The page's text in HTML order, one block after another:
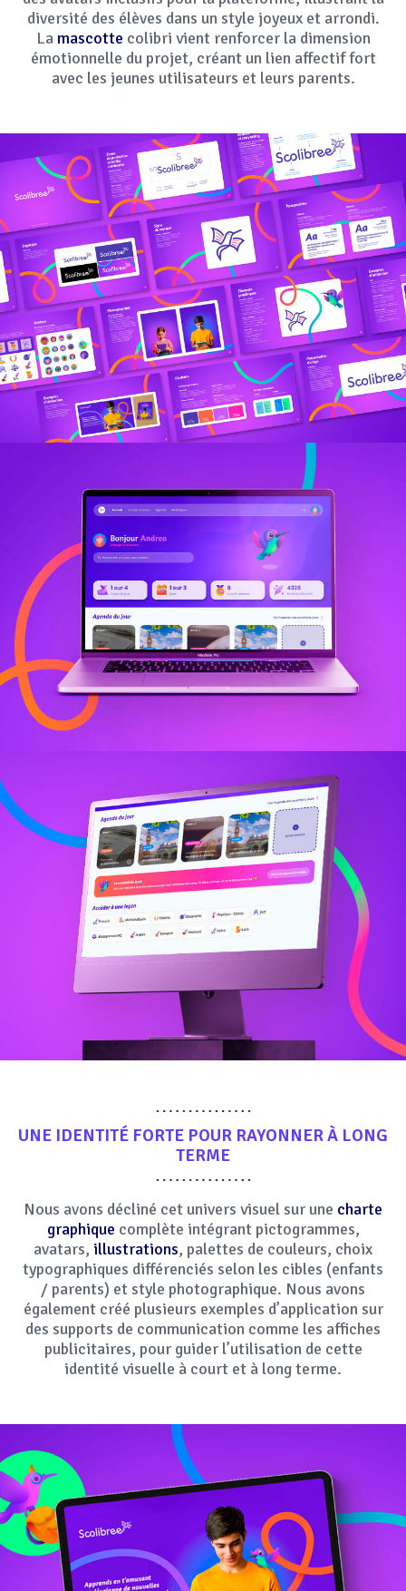
diversité des élèves dans un style joyeux et arrondi.
La mascotte colibri vient renforcer la dimension
émotionnelle du projet, créant un lien affectif fort
avec les jeunes utilisateurs et leurs parents.
UNE IDENTITÉ FORTE POUR RAYONNER À LONG
TERME
Nous avons décliné cet univers visuel sur une charte
graphique complète intégrant pictogrammes,
avatars, illustrations, palettes de couleurs, choix
typographiques différenciés selon les cibles (enfants
/ parents) et style photographique. Nous avons
également créé plusieurs exemples d’application sur
des supports de communication comme les affiches
publicitaires, pour guider l’utilisation de cette
identité visuelle à court et à long terme.